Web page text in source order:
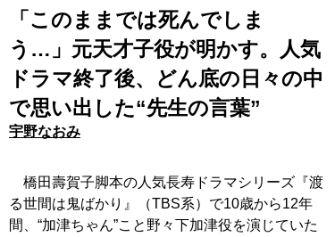
「このままでは死んでしま
う…」元天才子役が明かす。人気
ドラマ終了後、どん底の日々の中
で思い出した“先生の言葉”
宇野なおみ
橋田壽賀子脚本の人気長寿ドラマシリーズ『渡
る世間は鬼ばかり』（TBS系）で10歳から12年
間、“加津ちゃん”こと野々下加津役を演じていた